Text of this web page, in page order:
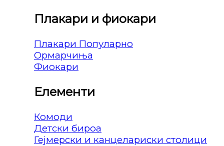
Плакари и фиокари
Плакари
Ормарчиња
Фиокари
Елементи
Комоди
Детски бироа
Гејмерски и канцелариски столици